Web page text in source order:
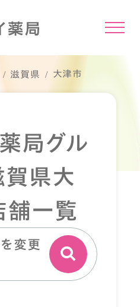
滋賀県 大津市
局グル
賀県大
舗一覧
変更